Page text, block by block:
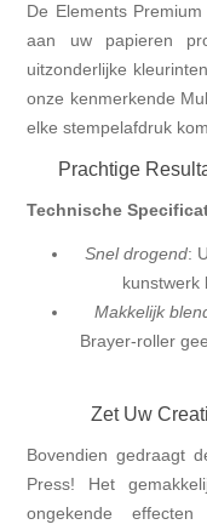
De Elements
aan uw papieren
uitzonderlijke
onze kenmerkende
elke stempelafdruk
Prachtige
Technische
Snel drogend:
kunstwerk
Makkelijk
Brayer-roller
Zet Uw
Bovendien gedraagt
Press! Het
ongekende